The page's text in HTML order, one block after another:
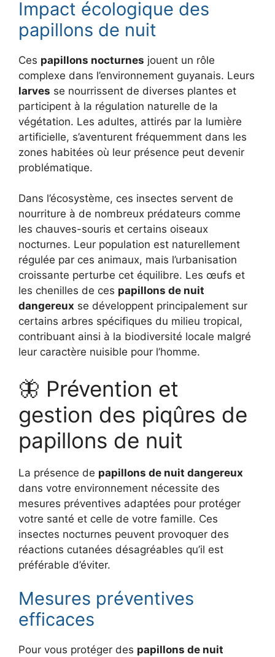
Impact écologique des
papillons de nuit
Ces papillons nocturnes jouent un rôle
complexe dans l’environnement guyanais. Leurs
larves se nourrissent de diverses plantes et
participent à la régulation naturelle de la
végétation. Les adultes, attirés par la lumière
artificielle, s’aventurent fréquemment dans les
zones habitées où leur présence peut devenir
problématique.
Dans l’écosystème, ces insectes servent de
nourriture à de nombreux prédateurs comme
les chauves-souris et certains oiseaux
nocturnes. Leur population est naturellement
régulée par ces animaux, mais l’urbanisation
croissante perturbe cet équilibre. Les œufs et
les chenilles de ces papillons de nuit
dangereux se développent principalement sur
certains arbres spécifiques du milieu tropical,
contribuant ainsi à la biodiversité locale malgré
leur caractère nuisible pour l’homme.
🦋 Prévention et
gestion des piqûres de
papillons de nuit
La présence de papillons de nuit dangereux
dans votre environnement nécessite des
mesures préventives adaptées pour protéger
votre santé et celle de votre famille. Ces
insectes nocturnes peuvent provoquer des
réactions cutanées désagréables qu’il est
préférable d’éviter.
Mesures préventives
efficaces
Pour vous protéger des papillons de nuit